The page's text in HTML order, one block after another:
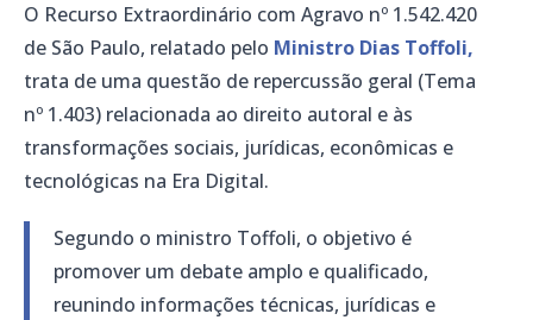
O Recurso Extraordinário com Agravo nº 1.542.420
de São Paulo, relatado pelo Ministro Dias Toffoli,
trata de uma questão de repercussão geral (Tema
nº 1.403) relacionada ao direito autoral e às
transformações sociais, jurídicas, econômicas e
tecnológicas na Era Digital.
Segundo o ministro Toffoli, o objetivo é
promover um debate amplo e qualificado,
reunindo informações técnicas, jurídicas e